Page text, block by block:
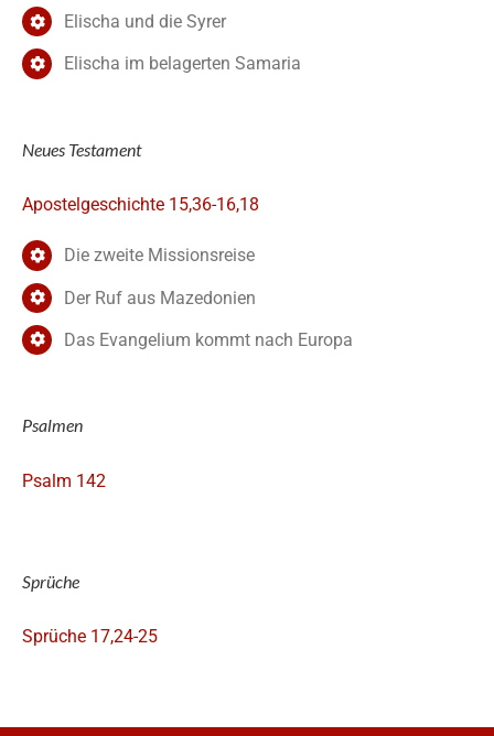
Elischa und die Syrer
Elischa im belagerten Samaria
Neues Testament
Apostelgeschichte 15,36-16,18
Die zweite Missionsreise
Der Ruf aus Mazedonien
Das Evangelium kommt nach Europa
Psalmen
Psalm 142
Sprüche
Sprüche 17,24-25